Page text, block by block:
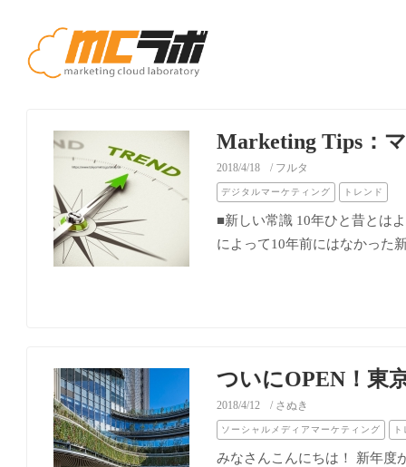
Marketing Tips：
2018/4/18 / フルタ
デジタルマーケティング トレンド
■新しい常識 10年ひと昔とは
によって10年前にはなかった
ついにOPEN！東
2018/4/12 / さぬき
ソーシャルメディアマーケティング
みなさんこんにちは！ 新年度